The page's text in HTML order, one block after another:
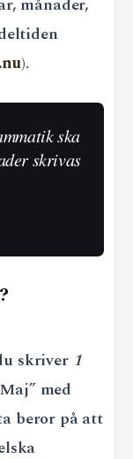
).
ska
skrivas
skriver 1
med
beror på att